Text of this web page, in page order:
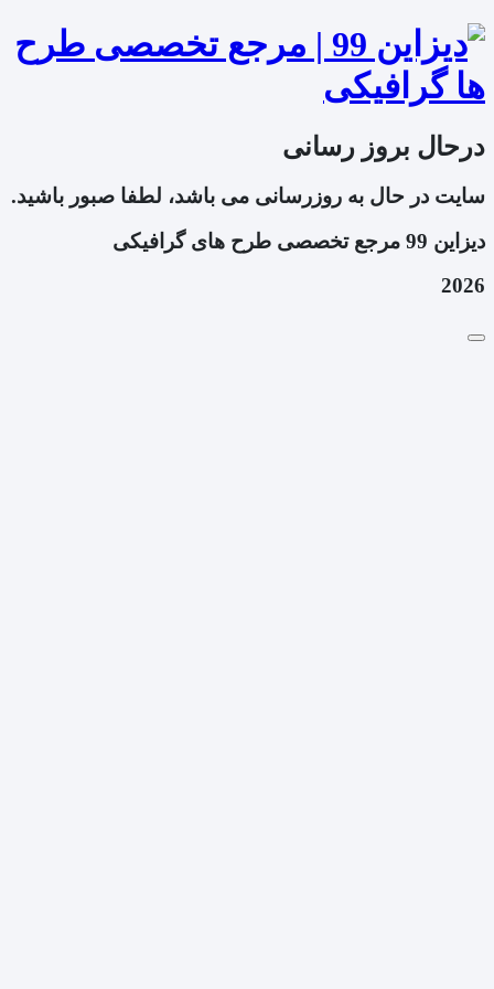
درحال بروز رسانی
سایت در حال به روزرسانی می باشد، لطفا صبور باشید.
دیزاین 99 مرجع تخصصی طرح های گرافیکی
2026